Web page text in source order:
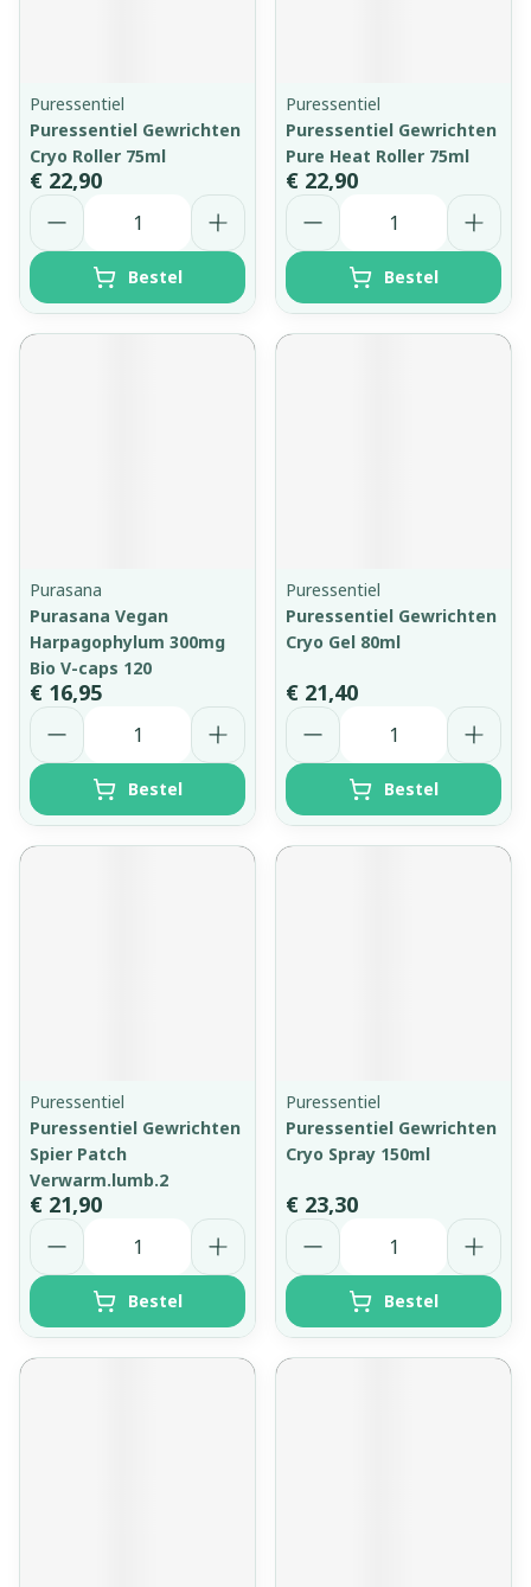
Puressentiel
Puressentiel Gewrichten
Cryo Roller 75ml
€ 22,90
Aantal
Bestel
Puressentiel
Puressentiel Gewrichten
Pure Heat Roller 75ml
€ 22,90
Aantal
Bestel
Purasana
Purasana Vegan
Harpagophylum 300mg
Bio V-caps 120
€ 16,95
Aantal
Bestel
Puressentiel
Puressentiel Gewrichten
Cryo Gel 80ml
€ 21,40
Aantal
Bestel
Puressentiel
Puressentiel Gewrichten
Spier Patch
Verwarm.lumb.2
€ 21,90
Aantal
Bestel
Puressentiel
Puressentiel Gewrichten
Cryo Spray 150ml
€ 23,30
Aantal
Bestel